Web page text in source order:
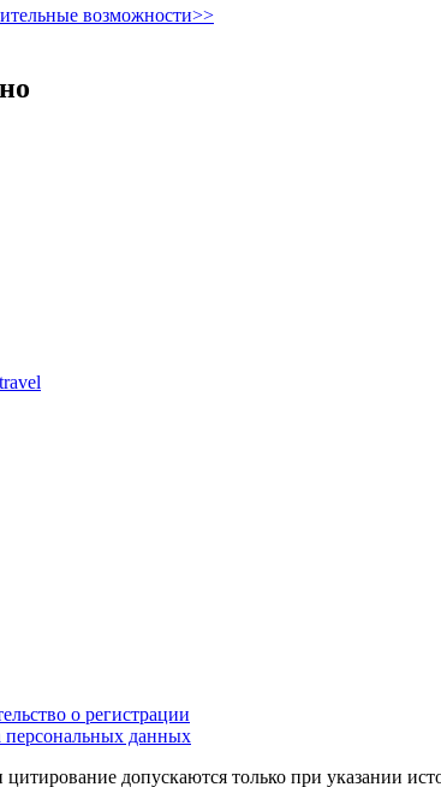
возможности>>
о регистрации
персональных данных
допускаются только при указании